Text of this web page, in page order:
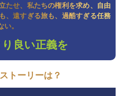
たせ、私たちの権利を求め、自由
、遠すぎる旅も、過酷すぎる任務
。
良い正義を
トーリーは？